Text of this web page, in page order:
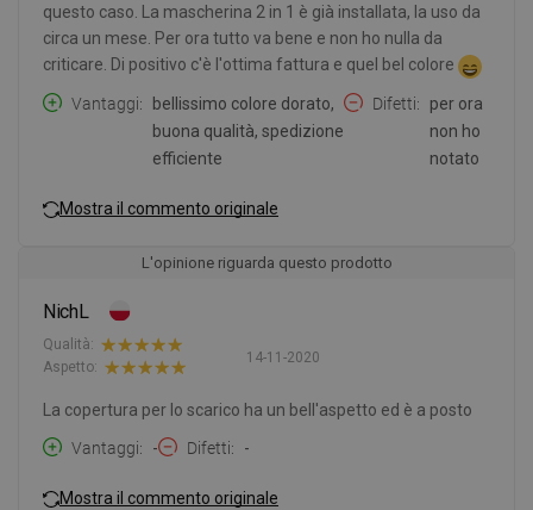
questo caso. La mascherina 2 in 1 è già installata, la uso da
circa un mese. Per ora tutto va bene e non ho nulla da
criticare. Di positivo c'è l'ottima fattura e quel bel colore
Vantaggi
bellissimo colore dorato,
buona qualità, spedizione
efficiente
Difetti
per ora
non ho
notato
Mostra il commento originale
L'opinione riguarda questo prodotto
NichL
14-11-2020
Qualità:
Aspetto:
La copertura per lo scarico ha un bell'aspetto ed è a posto
Vantaggi
- Difetti -
Mostra il commento originale